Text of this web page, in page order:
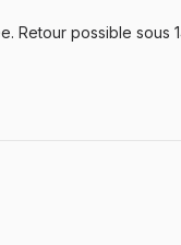
Retour possible sous